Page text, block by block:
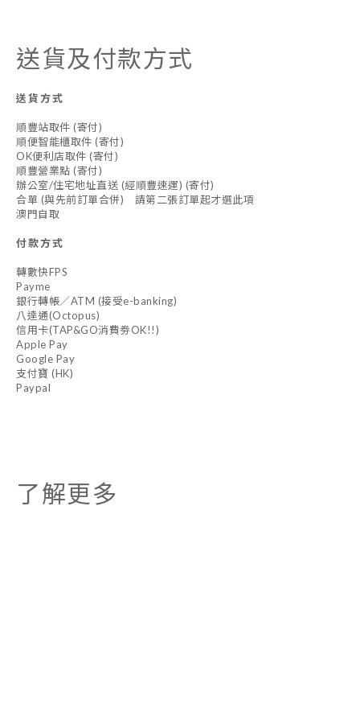
送貨及付款方式
送貨方式
順豐站取件 (寄付)
順便智能櫃取件 (寄付)
OK便利店取件 (寄付)
順豐營業點 (寄付)
辦公室/住宅地址直送 (經順豐速運) (寄付)
合單 (與先前訂單合併) 請第二張訂單起才選此項
澳門自取
付款方式
轉數快FPS
Payme
銀行轉帳／ATM (接受e-banking)
八達通(Octopus)
信用卡(TAP&GO消費劵OK!!)
Apple Pay
Google Pay
支付寶 (HK)
Paypal
了解更多